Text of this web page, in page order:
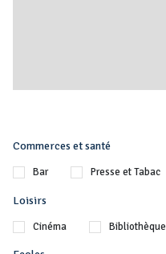
Commerces et santé
Bar Presse et Tabac
Loisirs
Cinéma Bibliothèque